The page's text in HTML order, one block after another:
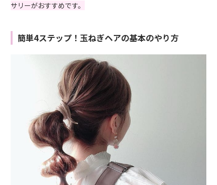
サリーがおすすめです。
簡単4ステップ！玉ねぎヘアの基本のやり方